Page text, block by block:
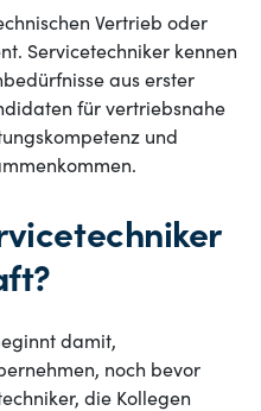
Vertrieb oder
Servicetechniker kennen
aus erster
für vertriebsnahe
und
damit,
noch bevor
die Kollegen